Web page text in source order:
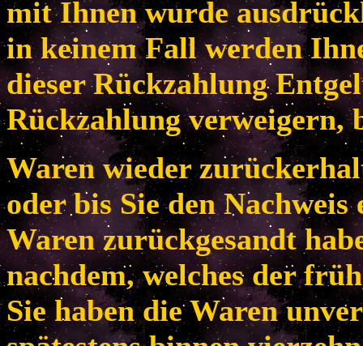
mit Ihnen wurde
in keinem Fall werden
dieser Rückzahlung
Rückzahlung verweigern,
Waren wieder
oder bis Sie den
Waren zurückgesandt
nachdem, welches der
Sie haben die Waren